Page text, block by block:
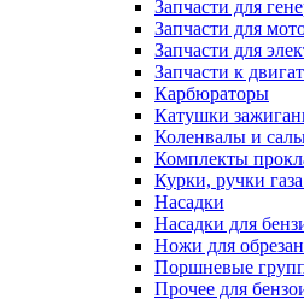
Запчасти для
Запчасти для
Запчасти для
Запчасти к
Карбюраторы
Катушки
Коленвалы и
Комплекты
Курки, ручки
Насадки
Насадки для
Ножи для
Поршневые
Прочее для